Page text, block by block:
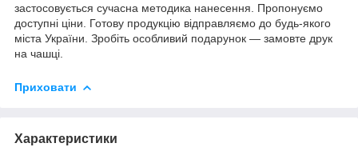
застосовується сучасна методика нанесення. Пропонуємо
доступні ціни. Готову продукцію відправляємо до будь-якого
міста України. Зробіть особливий подарунок — замовте друк
на чашці.
Приховати
Характеристики